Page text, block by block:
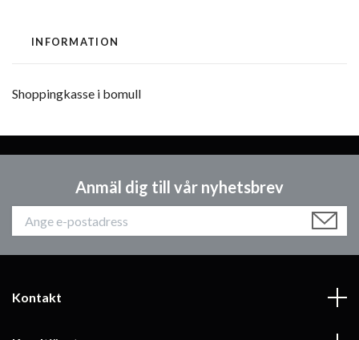
INFORMATION
Shoppingkasse i bomull
Anmäl dig till vår nyhetsbrev
Kontakt